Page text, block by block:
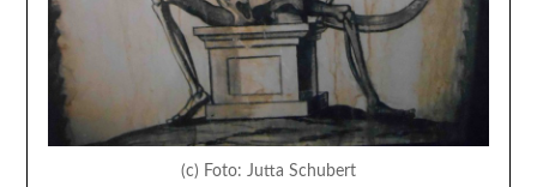
(c) Foto: Jutta Schubert